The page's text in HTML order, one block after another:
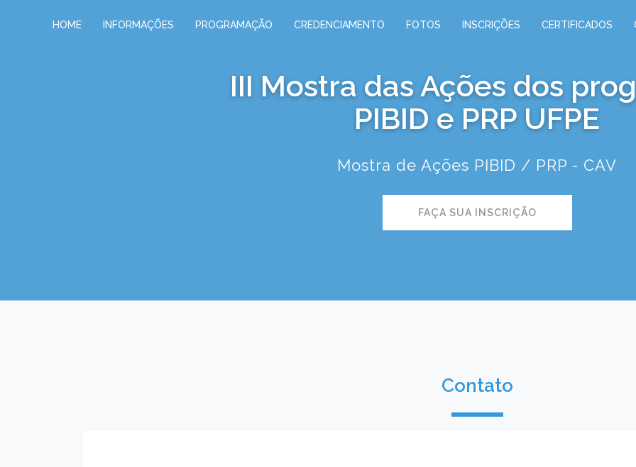
HOME INFORMAÇÕES PROGRAMAÇÃO CREDENCIAMENTO FOTOS INSCRIÇÕES CERTIFICADOS
III Mostra das Ações dos
PIBID e PRP UFPE
Mostra de Ações PIBID / PRP - CAV
FAÇA SUA INSCRIÇÃO
Contato